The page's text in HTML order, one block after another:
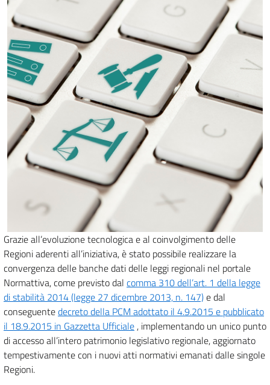
Grazie all’evoluzione tecnologica e al coinvolgimento delle
Regioni aderenti all’iniziativa, è stato possibile realizzare la
convergenza delle banche dati delle leggi regionali nel portale
Normattiva, come previsto dal comma 310 dell’art. 1 della legge
di stabilità 2014 (legge 27 dicembre 2013, n. 147)e dal
conseguentedecreto della PCM adottato il 4.9.2015 e pubblicato
il 18.9.2015 in Gazzetta Ufficiale , implementando un unico punto
di accesso all’intero patrimonio legislativo regionale, aggiornato
tempestivamente con i nuovi atti normativi emanati dalle singole
Regioni.